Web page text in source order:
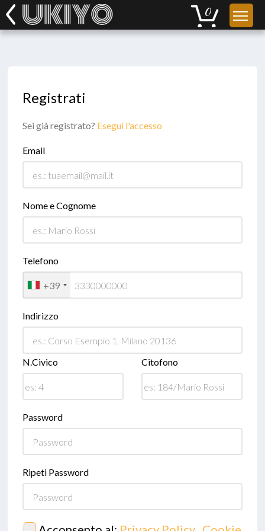
Registrati
Sei già registrato? Esegui l'accesso
Email
Nome e Cognome
Telefono
+39
Indirizzo
N.Civico Citofono
Password
Ripeti Password